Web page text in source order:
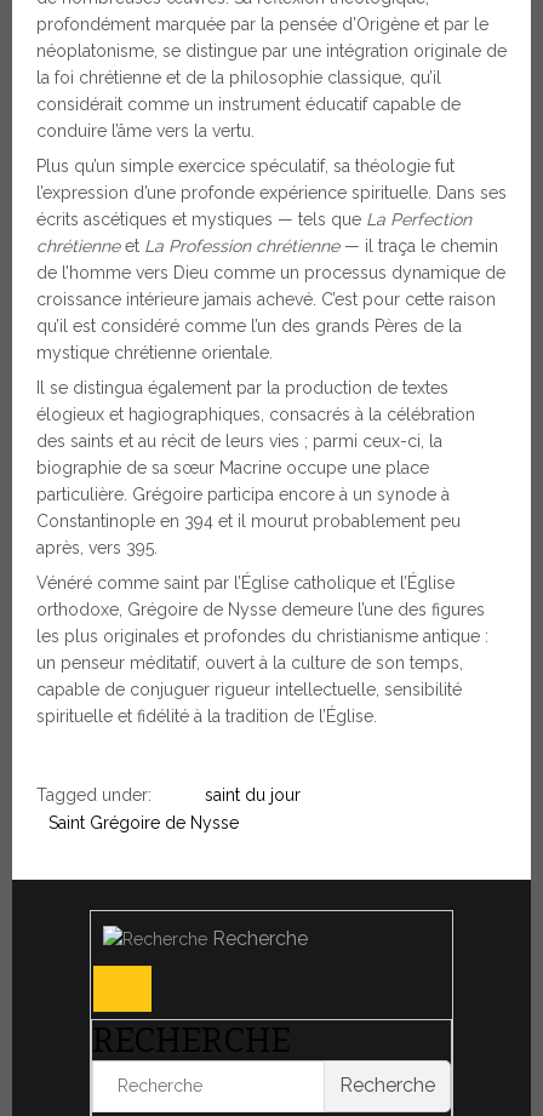
profondément marquée par la pensée d’Origène et par le
néoplatonisme, se distingue par une intégration originale de
la foi chrétienne et de la philosophie classique, qu’il
considérait comme un instrument éducatif capable de
conduire l’âme vers la vertu.
Plus qu’un simple exercice spéculatif, sa théologie fut
l’expression d’une profonde expérience spirituelle. Dans ses
écrits ascétiques et mystiques — tels que La Perfection
chrétienneet La Profession chrétienne— il traça le chemin
de l’homme vers Dieu comme un processus dynamique de
croissance intérieure jamais achevé. C’est pour cette raison
qu’il est considéré comme l’un des grands Pères de la
mystique chrétienne orientale.
Il se distingua également par la production de textes
élogieux et hagiographiques, consacrés à la célébration
des saints et au récit de leurs vies ; parmi ceux-ci, la
biographie de sa sœur Macrine occupe une place
particulière. Grégoire participa encore à un synode à
Constantinople en 394 et il mourut probablement peu
après, vers 395.
Vénéré comme saint par l’Église catholique et l’Église
orthodoxe, Grégoire de Nysse demeure l’une des figures
les plus originales et profondes du christianisme antique :
un penseur méditatif, ouvert à la culture de son temps,
capable de conjuguer rigueur intellectuelle, sensibilité
spirituelle et fidélité à la tradition de l’Église.
Tagged under:
saint du jour
Saint Grégoire de Nysse
Recherche
RECHERCHE
Recherche